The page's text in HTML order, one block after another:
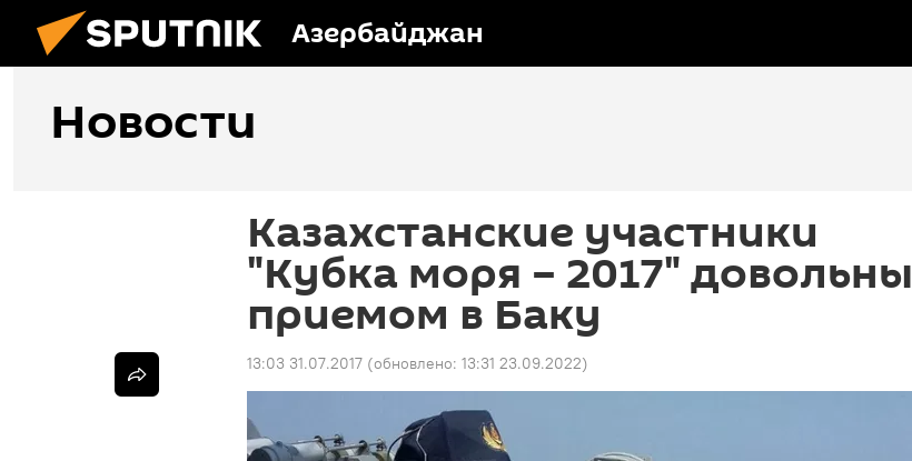
Азербайджан
Новости
Казахстанские участники
"Кубка моря – 2017" довольны
приемом в Баку
13:03 31.07.2017 (обновлено: 13:31 23.09.2022)